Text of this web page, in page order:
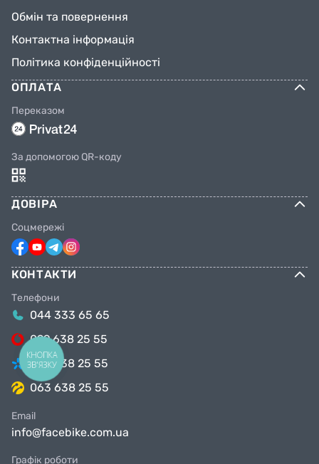
Обмін та повернення
Контактна інформація
Політика конфіденційності
ОПЛАТА
Переказом
За допомогою QR-коду
ДОВІРА
Соцмережі
КОНТАКТИ
Телефони
044 333 65 65
099 638 25 55
098 638 25 55
063 638 25 55
Email
info@facebike.com.ua
Графік роботи
КНОПКА
ЗВ'ЯЗКУ